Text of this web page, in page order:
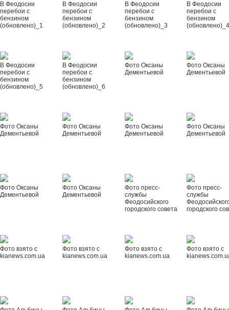
В Феодосии
перебои с
бензином
(обновлено)_1
В Феодосии
перебои с
бензином
(обновлено)_2
В Феодосии
перебои с
бензином
(обновлено)_3
В Феодосии
перебои с
бензином
В Феодосии
перебои с
бензином
(обновлено)_5
В Феодосии
перебои с
бензином
(обновлено)_6
Фото Оксаны
Дементьевой
Фото Оксаны
Дементьевой
Фото Оксаны
Дементьевой
Фото Оксаны
Дементьевой
Фото Оксаны
Дементьевой
Фото Оксаны
Дементьевой
Фото Оксаны
Дементьевой
Фото Оксаны
Дементьевой
Фото пресс-
службы
Феодосийского
городского совета
Фото пресс-
службы
городского
Фото взято с
kianews.com.ua
Фото взято с
kianews.com.ua
Фото взято с
kianews.com.ua
Фото взято с